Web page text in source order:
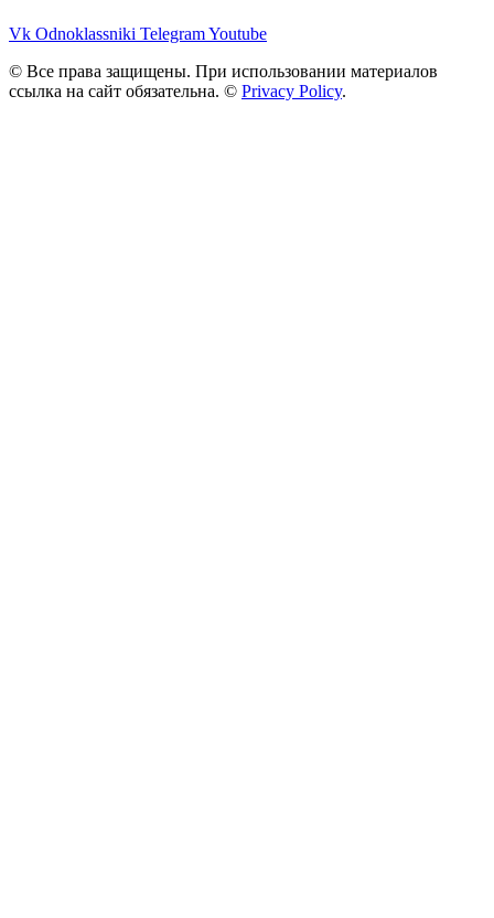
Vk Odnoklassniki TelegramYoutube
© Все права защищены. При использовании материалов
ссылка на сайт обязательна. © Privacy Policy.